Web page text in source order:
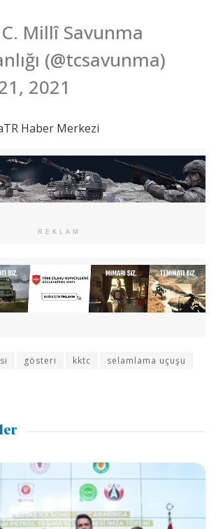
Millî Savunma
(@tcsavunma)
2021
Haber Merkezi
REKLAM
gösteri kktc
selamlama uçuşu